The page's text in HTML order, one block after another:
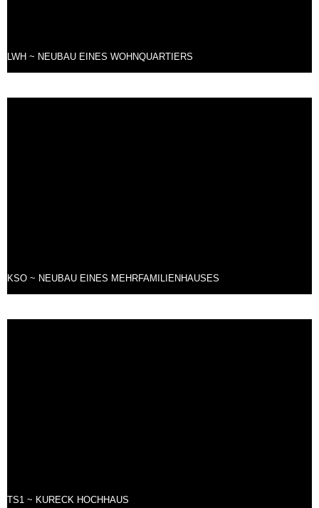
LWH ~ NEUBAU EINES WOHNQUARTIERS
KSO ~ NEUBAU EINES MEHRFAMILIENHAUSES
TS1 ~ KURECK HOCHHAUS